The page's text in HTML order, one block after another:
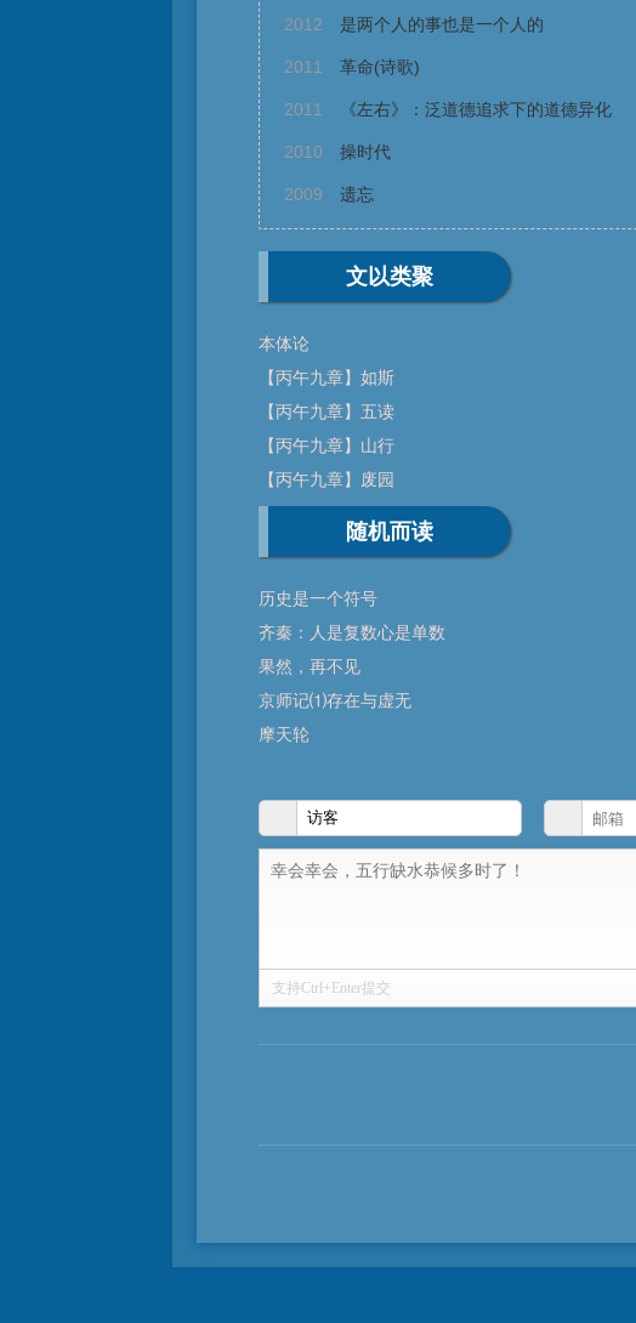
2012 是两个人的事也是一个人的
2011 革命(诗歌)
2011 《左右》：泛道德追求下的道德异化
2010 操时代
2009 遗忘
文以类聚
本体论
【丙午九章】如斯
【丙午九章】五读
【丙午九章】山行
【丙午九章】废园
随机而读
历史是一个符号
齐秦：人是复数心是单数
果然，再不见
京师记⑴存在与虚无
摩天轮
支持Ctrl+Enter提交